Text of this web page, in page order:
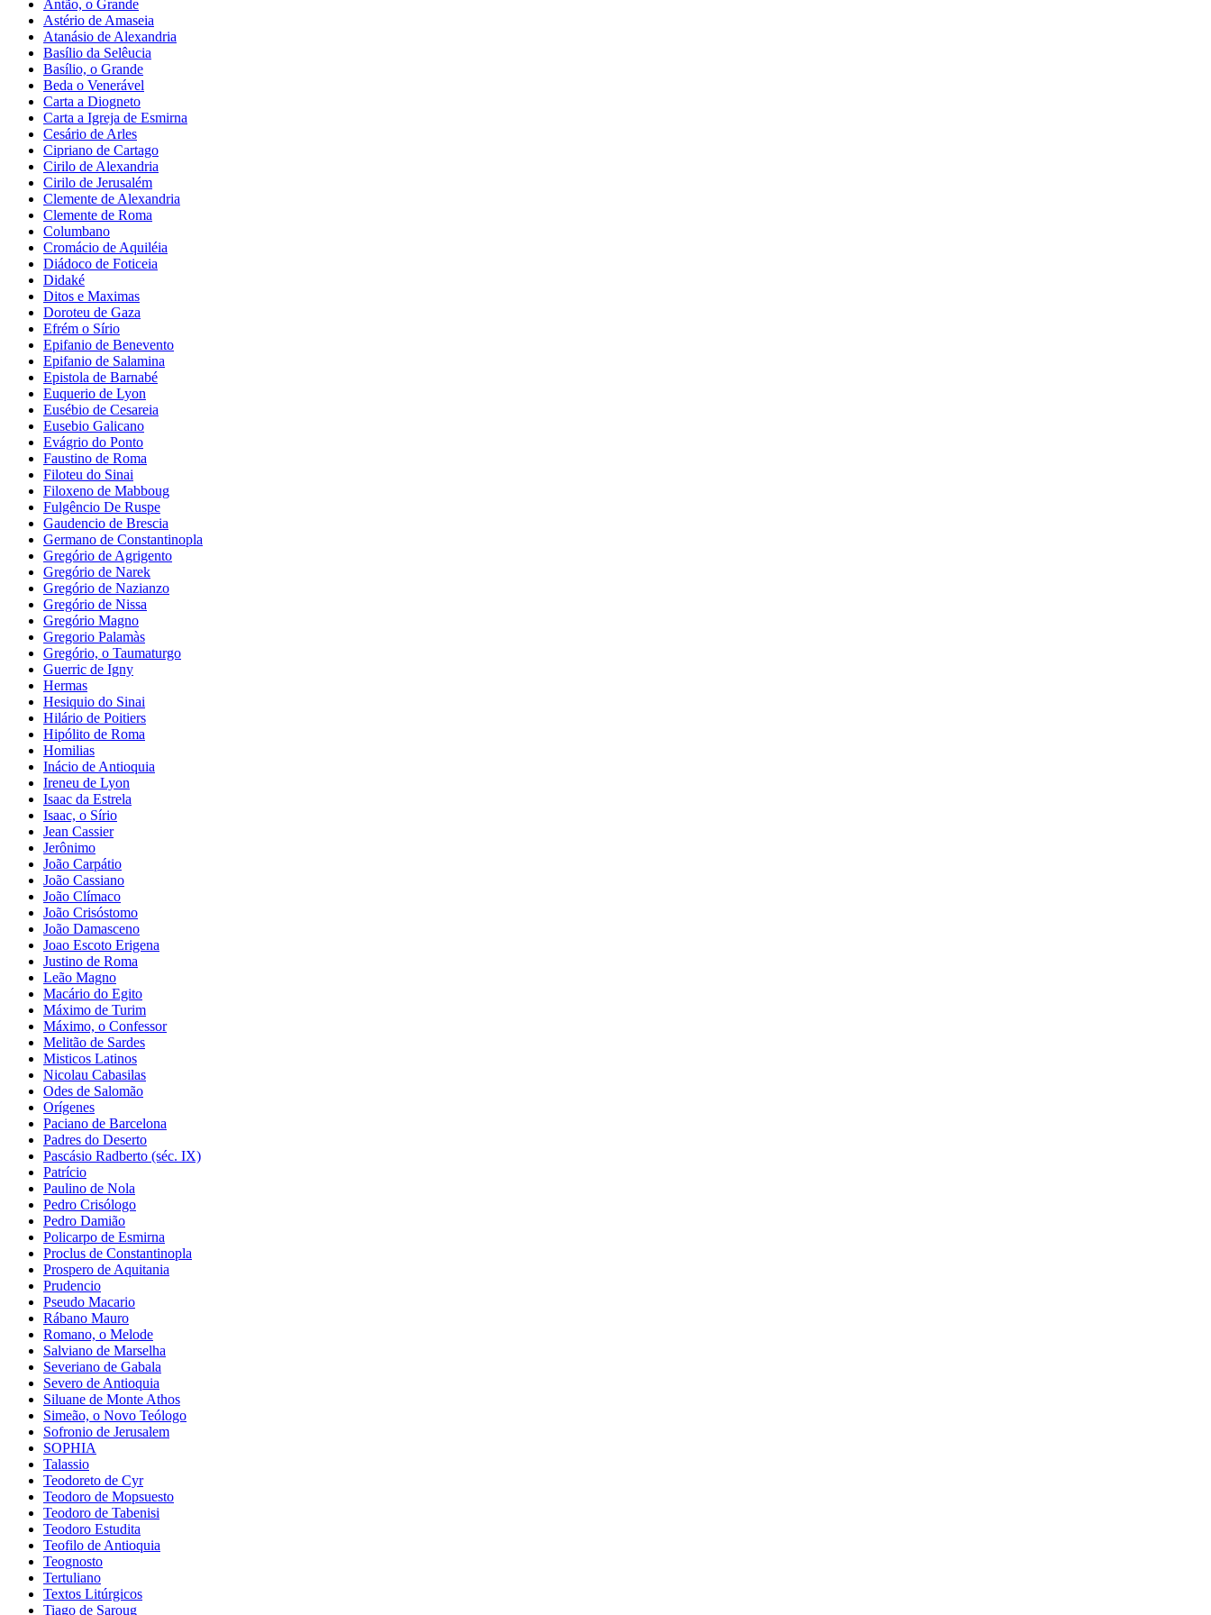
Antão, o Grande
Astério de Amaseia
Atanásio de Alexandria
Basílio da Selêucia
Basílio, o Grande
Beda o Venerável
Carta a Diogneto
Carta a Igreja de Esmirna
Cesário de Arles
Cipriano de Cartago
Cirilo de Alexandria
Cirilo de Jerusalém
Clemente de Alexandria
Clemente de Roma
Columbano
Cromácio de Aquiléia
Diádoco de Foticeia
Didaké
Ditos e Maximas
Doroteu de Gaza
Efrém o Sírio
Epifanio de Benevento
Epifanio de Salamina
Epistola de Barnabé
Euquerio de Lyon
Eusébio de Cesareia
Eusebio Galicano
Evágrio do Ponto
Faustino de Roma
Filoteu do Sinai
Filoxeno de Mabboug
Fulgêncio De Ruspe
Gaudencio de Brescia
Germano de Constantinopla
Gregório de Agrigento
Gregório de Narek
Gregório de Nazianzo
Gregório de Nissa
Gregório Magno
Gregorio Palamàs
Gregório, o Taumaturgo
Guerric de Igny
Hermas
Hesiquio do Sinai
Hilário de Poitiers
Hipólito de Roma
Homilias
Inácio de Antioquia
Ireneu de Lyon
Isaac da Estrela
Isaac, o Sírio
Jean Cassier
Jerônimo
João Carpátio
João Cassiano
João Clímaco
João Crisóstomo
João Damasceno
Joao Escoto Erigena
Justino de Roma
Leão Magno
Macário do Egito
Máximo de Turim
Máximo, o Confessor
Melitão de Sardes
Misticos Latinos
Nicolau Cabasilas
Odes de Salomão
Orígenes
Paciano de Barcelona
Padres do Deserto
Pascásio Radberto (séc. IX)
Patrício
Paulino de Nola
Pedro Crisólogo
Pedro Damião
Policarpo de Esmirna
Proclus de Constantinopla
Prospero de Aquitania
Prudencio
Pseudo Macario
Rábano Mauro
Romano, o Melode
Salviano de Marselha
Severiano de Gabala
Severo de Antioquia
Siluane de Monte Athos
Simeão, o Novo Teólogo
Sofronio de Jerusalem
SOPHIA
Talassio
Teodoreto de Cyr
Teodoro de Mopsuesto
Teodoro de Tabenisi
Teodoro Estudita
Teofilo de Antioquia
Teognosto
Tertuliano
Textos Litúrgicos
Tiago de Saroug